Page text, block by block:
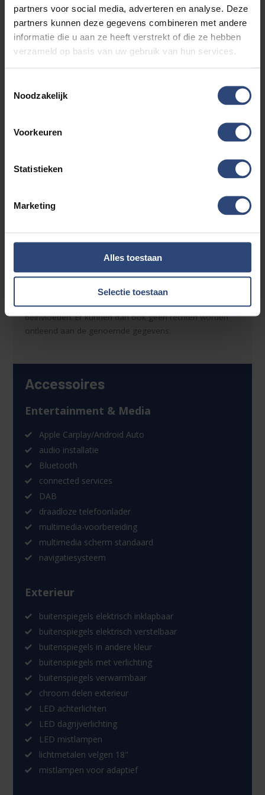
partners voor social media, adverteren en analyse. Deze
partners kunnen deze gegevens combineren met andere
informatie die u aan ze heeft verstrekt of die ze hebben
verzameld op basis van uw gebruik van hun services.
Noodzakelijk
Voorkeuren
Statistieken
Marketing
Alles toestaan
Selectie toestaan
•Een (bijna) nieuwe auto tegen een aantrekkelijke prijs
De getoonde vraagprijs is inclusief ons basis
wassen, NAP check en een geldige apk keuring. Voor een
meerprijs van € 795,- leveren wij uw auto af als GARANT
fabrieks voorschrift, halve tank brandstof, professionele
minimaal 1 laadkabel (tenzij er 2 laadkabels aanwezig
zijn), minimaal 12 maanden geldige APK, 12 maanden
onderweg service door heel Europa. Kortom.....
https://www.autoaaltink.nl of neem contact met ons op
advertentie zo accuraat en actueel mogelijk weer te
geven. Fouten zijn echter nooit uit te sluiten. Vertrouw
daarom niet alleen op deze informatie, maar controleer
bij aankoop de zaken die uw beslissing zouden kunnen
beïnvloeden. Er kunnen dan ook geen rechten worden
ontleend aan de genoemde gegevens.
Accessoires
Entertainment & Media
Apple Carplay/Android Auto
audio installatie
Bluetooth
connected services
DAB
draadloze telefoonlader
multimedia-voorbereiding
multimedia scherm standaard
navigatiesysteem
Exterieur
buitenspiegels elektrisch inklapbaar
buitenspiegels elektrisch verstelbaar
buitenspiegels in andere kleur
buitenspiegels met verlichting
buitenspiegels verwarmbaar
chroom delen exterieur
LED achterlichten
LED dagrijverlichting
LED mistlampen
lichtmetalen velgen 18"
mistlampen voor adaptief